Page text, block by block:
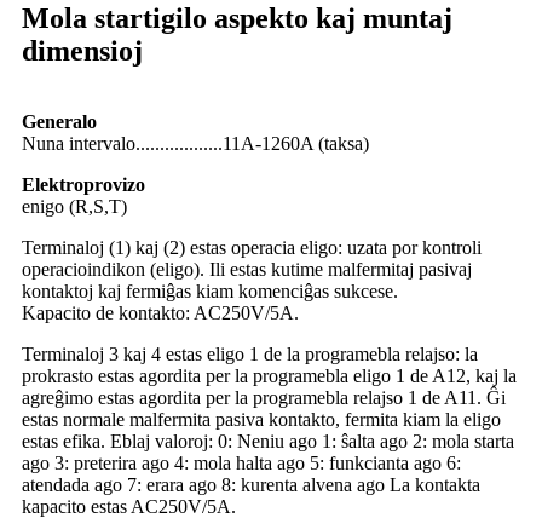
Mola startigilo aspekto kaj muntaj
dimensioj
Generalo
Nuna intervalo..................11A-1260A (taksa)
Elektroprovizo
enigo (R,S,T)
Terminaloj (1) kaj (2) estas operacia eligo: uzata por kontroli
operacioindikon (eligo). Ili estas kutime malfermitaj pasivaj
kontaktoj kaj fermiĝas kiam komenciĝas sukcese.
Kapacito de kontakto: AC250V/5A.
Terminaloj 3 kaj 4 estas eligo 1 de la programebla relajso: la
prokrasto estas agordita per la programebla eligo 1 de A12, kaj la
agreĝimo estas agordita per la programebla relajso 1 de A11. Ĝi
estas normale malfermita pasiva kontakto, fermita kiam la eligo
estas efika. Eblaj valoroj: 0: Neniu ago 1: ŝalta ago 2: mola starta
ago 3: preterira ago 4: mola halta ago 5: funkcianta ago 6:
atendada ago 7: erara ago 8: kurenta alvena ago La kontakta
kapacito estas AC250V/5A.